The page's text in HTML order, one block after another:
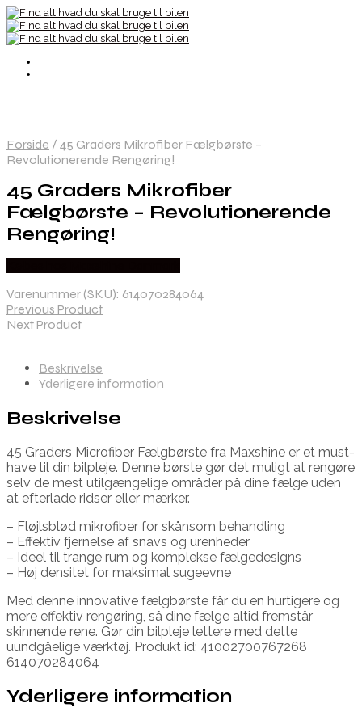
Forside / 45 Graders Mikrofiber Fælgbørste –
Revolutionerende Rengøring!
45 Graders Mikrofiber
Fælgbørste – Revolutionerende
Rengøring!
Varenummer (SKU): 614070284064
Previous Product
Next Product
Beskrivelse
Yderligere information
Beskrivelse
45 Graders Microfiber Fælgbørste fra Maxshine er et must-
have til din bilpleje. Denne børste gør det muligt at rengøre
selv de mest utilgængelige områder på dine fælge uden
at efterlade ridser eller mærker.
– Fløjlsblød mikrofiber for skånsom behandling
– Effektiv fjernelse af snavs og urenheder
– Ideel til trange rum og komplekse fælgedesigns
– Høj densitet for maksimal sugeevne
Med denne innovative fælgbørste får du en hurtigere og
mere effektiv rengøring, så dine fælge altid fremstår
skinnende rene. Gør din bilpleje lettere med dette
uundgåelige værktøj. Produkt id: 41002700767268
614070284064
Yderligere information